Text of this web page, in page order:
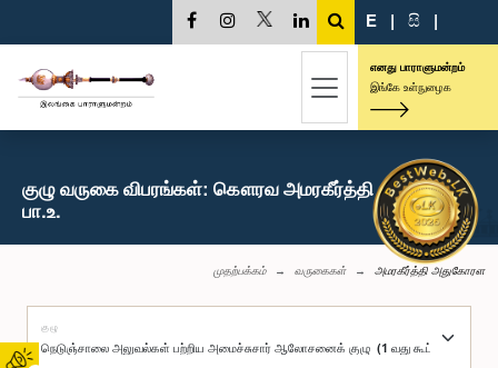
E | සි |
எனது பாராளுமன்றம்
இங்கே உள்நுழைக
குழு வருகை விபரங்கள்: கௌரவ அமரகீர்த்தி அதுகோரள,
பா.உ.
முதற்பக்கம் வருகைகள் அமரகீர்த்தி அதுகோரள
குழு